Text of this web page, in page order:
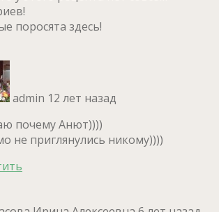
поросята здесь!
admin 12 лет назад
почему Анют))))
не приглянулись никому))))